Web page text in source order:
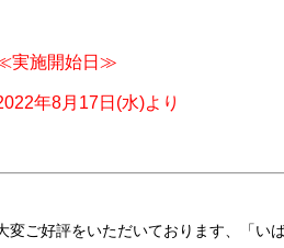
実施開始日≫
年8月17日(水)より
変ご好評をいただいております、「い